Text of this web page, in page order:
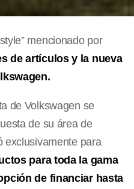
mencionado por
de artículos y la nueva
de Volkswagen se
de su área de
exclusivamente para
para toda la gama
de financiar hasta